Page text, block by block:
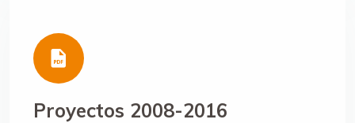
Proyectos 2008-2016